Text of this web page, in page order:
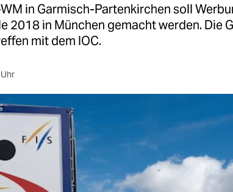
in Garmisch-Partenkirchen soll
2018 in München gemacht werden. Die
mit dem IOC.